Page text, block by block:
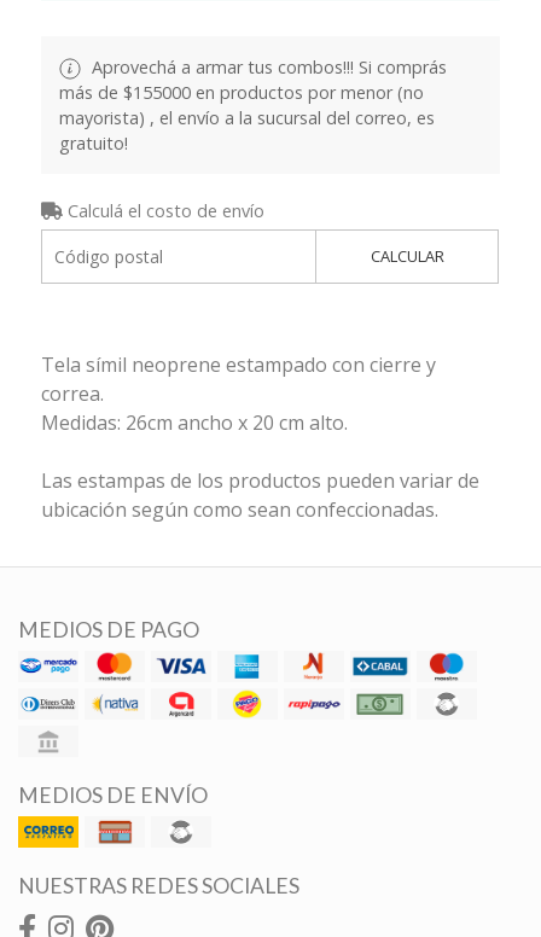
Aprovechá a armar tus combos!!! Si comprás
más de $155000 en productos por menor (no
mayorista) , el envío a la sucursal del correo, es
gratuito!
Calculá el costo de envío
CALCULAR
Tela símil neoprene estampado con cierre y
correa.
Medidas: 26cm ancho x 20 cm alto.
Las estampas de los productos pueden variar de
ubicación según como sean confeccionadas.
MEDIOS DE PAGO
MEDIOS DE ENVÍO
NUESTRAS REDES SOCIALES